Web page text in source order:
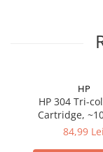
HP
HP 304 Tri-
Cartridge,
84,99 Lei